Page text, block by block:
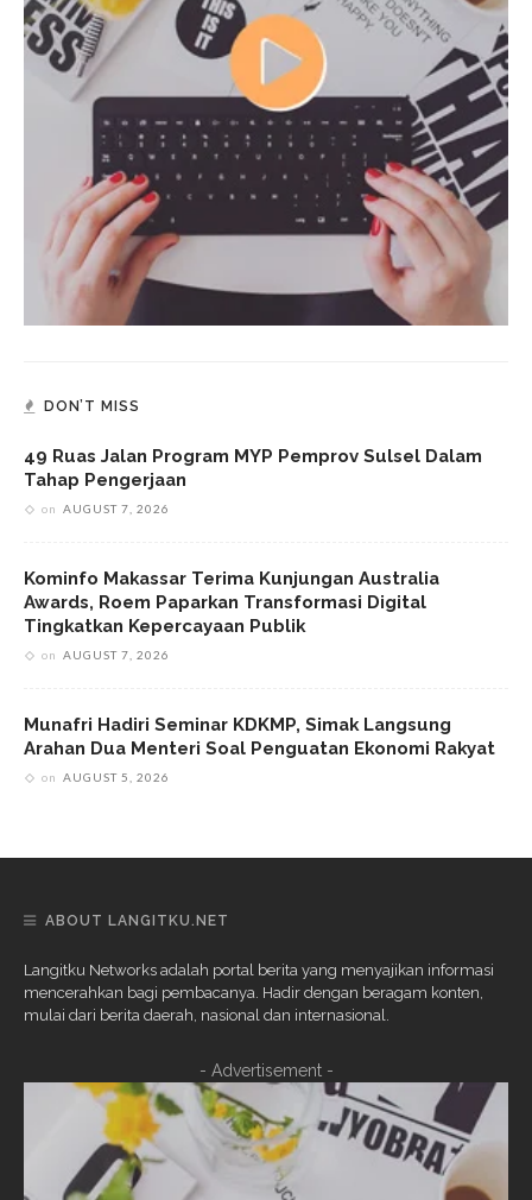
DON’T MISS
49 Ruas Jalan Program MYP Pemprov Sulsel Dalam
Tahap Pengerjaan
on AUGUST 7, 2026
Kominfo Makassar Terima Kunjungan Australia
Awards, Roem Paparkan Transformasi Digital
Tingkatkan Kepercayaan Publik
on AUGUST 7, 2026
Munafri Hadiri Seminar KDKMP, Simak Langsung
Arahan Dua Menteri Soal Penguatan Ekonomi Rakyat
on AUGUST 5, 2026
ABOUT LANGITKU.NET
Langitku Networks adalah portal berita yang menyajikan informasi
mencerahkan bagi pembacanya. Hadir dengan beragam konten,
mulai dari berita daerah, nasional dan internasional.
- Advertisement -